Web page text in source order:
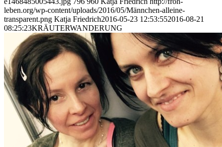
leben.org/wp-content/uploads/2016/05/Männchen-alleine-
transparent.png Katja Friedrich2016-05-23 12:53:552016-08-21
08:25:23KRÄUTERWANDERUNG